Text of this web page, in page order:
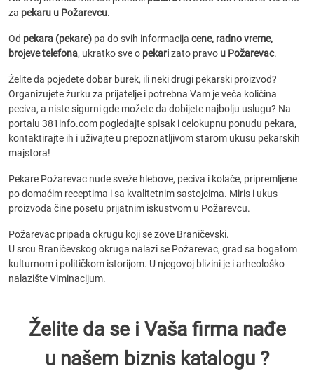
za pekaru u Požarevcu.
Od pekara (pekare) pa do svih informacija cene, radno vreme,
brojeve telefona, ukratko sve o pekarizato pravo u Požarevac.
Želite da pojedete dobar burek, ili neki drugi pekarski proizvod?
Organizujete žurku za prijatelje i potrebna Vam je veća količina
peciva, a niste sigurni gde možete da dobijete najbolju uslugu? Na
portalu 381info.com pogledajte spisak i celokupnu ponudu pekara,
kontaktirajte ih i uživajte u prepoznatljivom starom ukusu pekarskih
majstora!
Pekare Požarevac nude sveže hlebove, peciva i kolače, pripremljene
po domaćim receptima i sa kvalitetnim sastojcima. Miris i ukus
proizvoda čine posetu prijatnim iskustvom u Požarevcu.
Požarevac pripada okrugu koji se zove Braničevski.
U srcu Braničevskog okruga nalazi se Požarevac, grad sa bogatom
kulturnom i političkom istorijom. U njegovoj blizini je i arheološko
nalazište Viminacijum.
Želite da se i Vaša firma nađe
u našem biznis katalogu ?